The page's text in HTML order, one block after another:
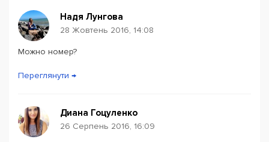
Надя Лунгова
28 Жовтень 2016, 14:08
Можно номер?
Переглянути →
Диана Гоцуленко
26 Серпень 2016, 16:09